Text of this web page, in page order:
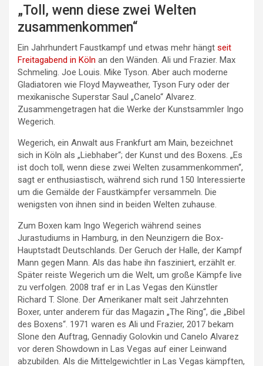
„Toll, wenn diese zwei Welten
zusammenkommen“
Ein Jahrhundert Faustkampf und etwas mehr hängt seit
Freitagabend in Köln an den Wänden. Ali und Frazier. Max
Schmeling. Joe Louis. Mike Tyson. Aber auch moderne
Gladiatoren wie Floyd Mayweather, Tyson Fury oder der
mexikanische Superstar Saul „Canelo“ Alvarez.
Zusammengetragen hat die Werke der Kunstsammler Ingo
Wegerich.
Wegerich, ein Anwalt aus Frankfurt am Main, bezeichnet
sich in Köln als „Liebhaber“; der Kunst und des Boxens. „Es
ist doch toll, wenn diese zwei Welten zusammenkommen“,
sagt er enthusiastisch, während sich rund 150 Interessierte
um die Gemälde der Faustkämpfer versammeln. Die
wenigsten von ihnen sind in beiden Welten zuhause.
Zum Boxen kam Ingo Wegerich während seines
Jurastudiums in Hamburg, in den Neunzigern die Box-
Hauptstadt Deutschlands. Der Geruch der Halle, der Kampf
Mann gegen Mann. Als das habe ihn fasziniert, erzählt er.
Später reiste Wegerich um die Welt, um große Kämpfe live
zu verfolgen. 2008 traf er in Las Vegas den Künstler
Richard T. Slone. Der Amerikaner malt seit Jahrzehnten
Boxer, unter anderem für das Magazin „The Ring“, die „Bibel
des Boxens“. 1971 waren es Ali und Frazier, 2017 bekam
Slone den Auftrag, Gennadiy Golovkin und Canelo Alvarez
vor deren Showdown in Las Vegas auf einer Leinwand
abzubilden. Als die Mittelgewichtler in Las Vegas kämpften,